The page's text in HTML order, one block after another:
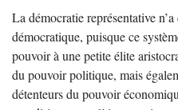
La démocratie représentative
démocratique, puisque ce
pouvoir à une petite élite
du pouvoir politique, mais
détenteurs du pouvoir